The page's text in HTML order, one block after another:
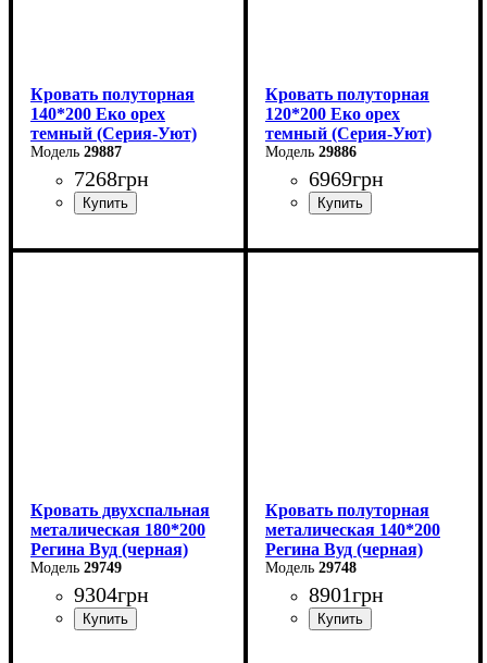
Кровать полуторная
140*200 Еко орех
темный (Серия-Уют)
29887
7268грн
Ширина: 144 см
Кровать полуторная
120*200 Еко орех
темный (Серия-Уют)
29886
6969грн
Ширина: 124 см
Кровать двухспальная
металическая 180*200
Регина Вуд (черная)
29749
9304грн
Кровать полуторная
металическая 140*200
Регина Вуд (черная)
29748
8901грн